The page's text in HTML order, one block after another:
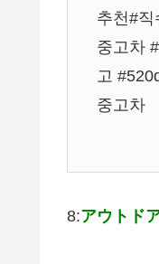
추천#
중고차
고
중고차
8:アウトド